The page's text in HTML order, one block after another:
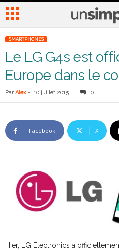
SMARTPHONES
Le LG G4s est
Europe dans le
Par Alex - 10 juillet 2015 0
Facebook X
Hier, LG Electronics a